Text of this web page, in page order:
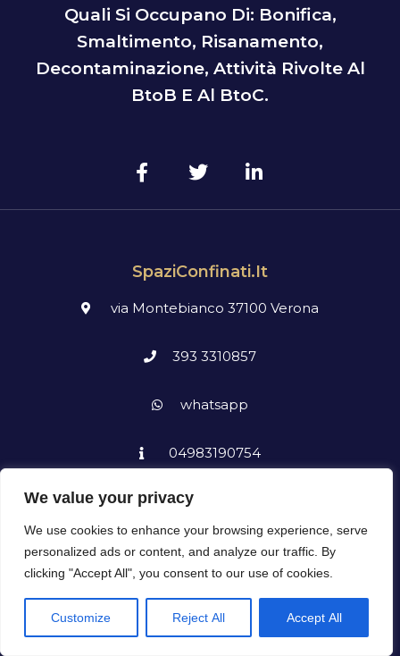
We value your privacy
We use cookies to enhance your browsing experience, serve
personalized ads or content, and analyze our traffic. By
clicking "Accept All", you consent to our use of cookies.
Customize Reject All Accept All
Quali Si Occupano Di: Bonifica,
Smaltimento, Risanamento,
Decontaminazione, Attività Rivolte Al
BtoB E Al BtoC.
SpaziConfinati.it
via Montebianco 37100 Verona
393 3310857
whatsapp
04983190754
Bonifica Cisterne
Menù